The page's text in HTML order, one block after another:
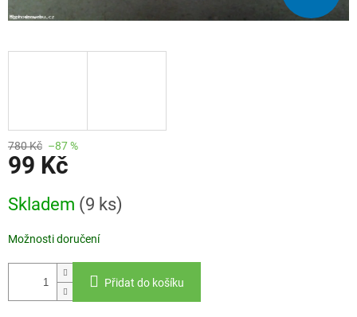
780 Kč –87 %
99 Kč
cena:
Skladem (9 ks)
Možnosti doručení
Přidat do košíku